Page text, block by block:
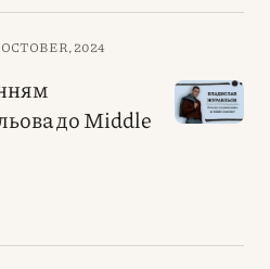
OCTOBER, 2024
до Middle